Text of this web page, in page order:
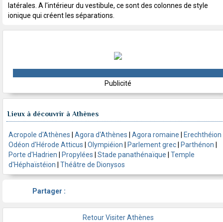
latérales. A l'intérieur du vestibule, ce sont des colonnes de style
ionique qui créent les séparations.
Publicité
Lieux à découvrir à Athènes
Acropole d'Athènes Agora d'Athènes Agora romaine Erechthéion
Odéon d'Hérode Atticus
Olympiéion Parlement grec Parthénon
Porte d'Hadrien
Propylées Stade panathénaïque
Temple
d'Héphaïstéion
Théâtre de Dionysos
Partager :
Retour Visiter Athènes